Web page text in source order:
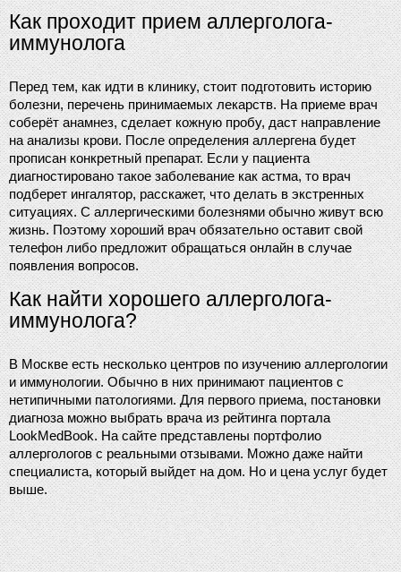
Как проходит прием аллерголога-
иммунолога
Перед тем, как идти в клинику, стоит подготовить историю
болезни, перечень принимаемых лекарств. На приеме врач
соберёт анамнез, сделает кожную пробу, даст направление
на анализы крови. После определения аллергена будет
прописан конкретный препарат. Если у пациента
диагностировано такое заболевание как астма, то врач
подберет ингалятор, расскажет, что делать в экстренных
ситуациях. С аллергическими болезнями обычно живут всю
жизнь. Поэтому хороший врач обязательно оставит свой
телефон либо предложит обращаться онлайн в случае
появления вопросов.
Как найти хорошего аллерголога-
иммунолога?
В Москве есть несколько центров по изучению аллергологии
и иммунологии. Обычно в них принимают пациентов с
нетипичными патологиями. Для первого приема, постановки
диагноза можно выбрать врача из рейтинга портала
LookMedBook. На сайте представлены портфолио
аллергологов с реальными отзывами. Можно даже найти
специалиста, который выйдет на дом. Но и цена услуг будет
выше.